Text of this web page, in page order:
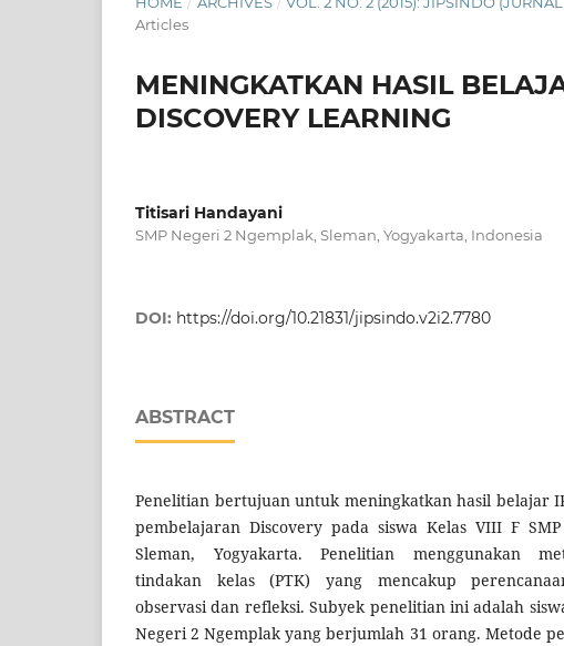
Articles
MENINGKATKAN HASIL
DISCOVERY LEARNING
Titisari Handayani
SMP Negeri 2 Ngemplak, Sleman, Yogyakarta, Indonesia
DOI: https://doi.org/10.21831/jipsindo.v2i2.7780
ABSTRACT
Penelitian bertujuan untuk meningkatkan hasil belajar
pembelajaran Discovery pada siswa Kelas VIII F
Sleman, Yogyakarta. Penelitian menggunakan
tindakan kelas (PTK) yang mencakup
observasi dan refleksi. Subyek penelitian ini adalah
Negeri 2 Ngemplak yang berjumlah 31 orang. Metode